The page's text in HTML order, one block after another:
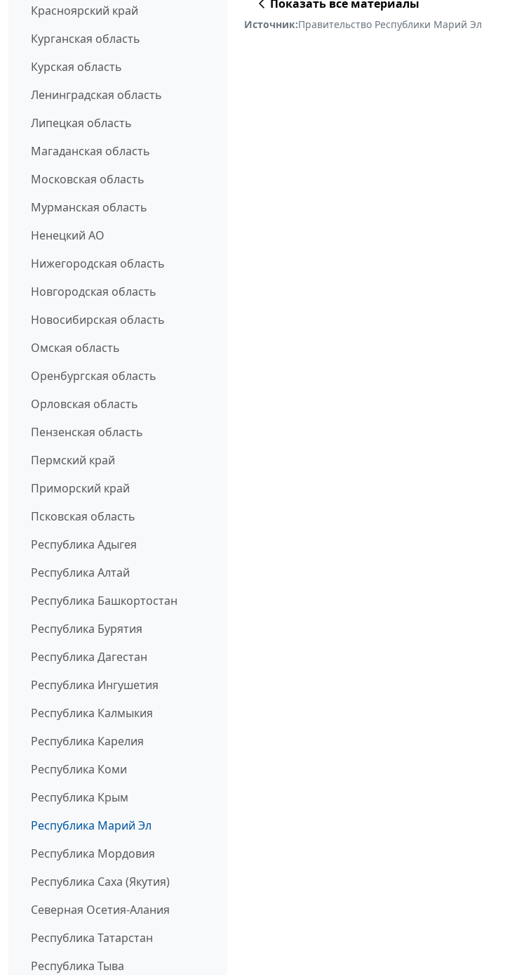
Красноярский край
Курганская область
Курская область
Ленинградская область
Липецкая область
Магаданская область
Московская область
Мурманская область
Ненецкий АО
Нижегородская область
Новгородская область
Новосибирская область
Омская область
Оренбургская область
Орловская область
Пензенская область
Пермский край
Приморский край
Псковская область
Республика Адыгея
Республика Алтай
Республика Башкортостан
Республика Бурятия
Республика Дагестан
Республика Ингушетия
Республика Калмыкия
Республика Карелия
Республика Коми
Республика Крым
Республика Марий Эл
Республика Мордовия
Республика Саха (Якутия)
Северная Осетия-Алания
Республика Татарстан
Республика Тыва
Показать все материалы
Источник:Правительство Республики Марий Эл